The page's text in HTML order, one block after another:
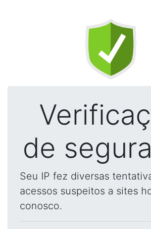
de
Seu IP fez diversas
acessos suspeitos a sites
conosco.